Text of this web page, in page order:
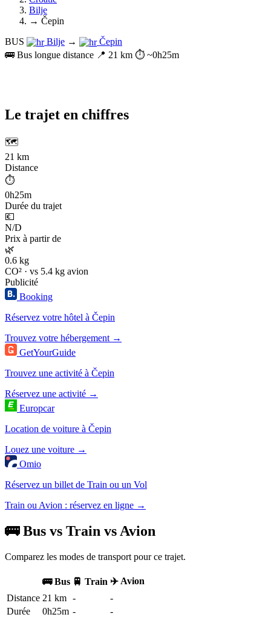
Bilje
→ Čepin
BUS
Bilje →
Čepin
🚌 Bus longue distance 📍 21 km ⏱️ ~0h25m
Le trajet en chiffres
🗺️
21 km
Distance
⏱️
0h25m
Durée du trajet
💶
N/D
Prix à partir de
🌿
0.6 kg
CO² · vs 5.4 kg avion
Publicité
Booking
Réservez votre hôtel à Čepin
Trouvez votre hébergement →
GetYourGuide
Trouvez une activité à Čepin
Réservez une activité →
Europcar
Location de voiture à Čepin
Louez une voiture →
Omio
Réservez un billet de Train ou un Vol
Train ou Avion : réservez en ligne →
🚌 Bus vs Train vs Avion
Comparez les modes de transport pour ce trajet.
🚌 Bus 🚆 Train ✈️ Avion
Distance 21 km -
-
Durée
0h25m -
-